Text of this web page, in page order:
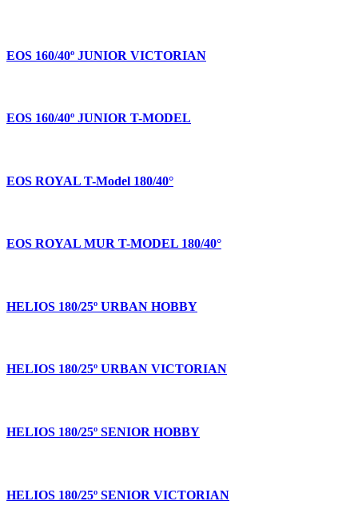
EOS 160/40º JUNIOR VICTORIAN
EOS 160/40º JUNIOR T-MODEL
EOS ROYAL T-Model 180/40°
EOS ROYAL MUR T-MODEL 180/40°
HELIOS 180/25º URBAN HOBBY
HELIOS 180/25º URBAN VICTORIAN
HELIOS 180/25º SENIOR HOBBY
HELIOS 180/25º SENIOR VICTORIAN